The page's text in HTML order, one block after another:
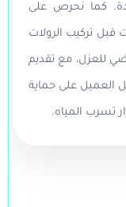
كما نحرص على
تركيب الرولات
للعزل، مع تقديم
العميل على حماية
تسرب المياه.